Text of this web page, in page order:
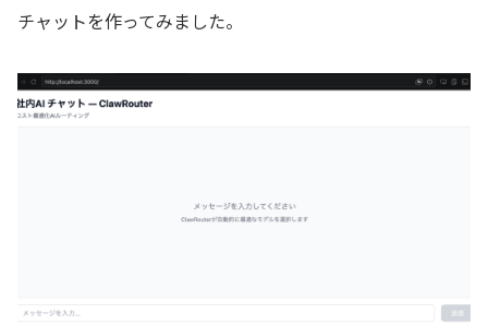
チャットを作ってみました。